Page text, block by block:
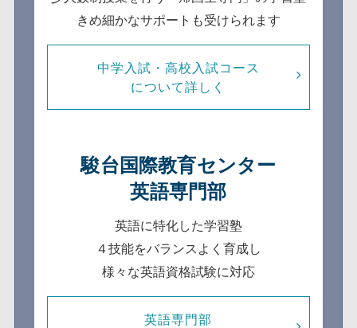
きめ細かなサポートも受けられます
中学入試・高校入試コース
について詳しく
駿台国際教育センター
英語専門部
英語に特化した学習塾
４技能をバランスよく育成し
様々な英語資格試験に対応
英語専門部